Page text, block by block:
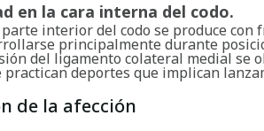
en la cara interna del codo.
interior del codo se produce con
principalmente durante
del ligamento colateral medial se
practican deportes que implican
de la afección